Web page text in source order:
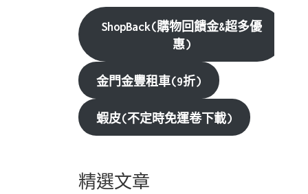
ShopBack(購物回饋金&超多優
惠)
金門金豐租車(9折)
蝦皮(不定時免運卷下載)
精選文章